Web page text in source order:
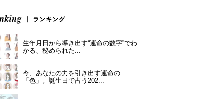
生年月日から導き出す“運命の数字”でわ
かる、秘められた...
今、あなたの力を引き出す運命の
「色」。誕生日で占う202...